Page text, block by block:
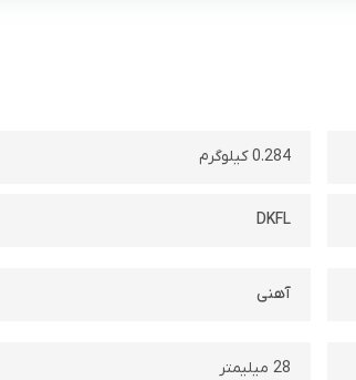
0.284 کیلوگرم
DKFL
آهنی
28 میلیمتر